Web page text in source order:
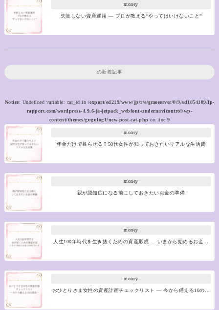
money
失敗しない資産運用 ― プロが教える“やってはいけないこと”
の新着記事
Notice: Undefined variable: cat_id in /export/sd219/www/jp/r/e/gmoserver/0/9/sd1054109/fp-
rapport.com/wordpress-4.9.6-ja-jetpack_webfont-undernavicontrol/wp-
content/themes/gugulog1/new-post-cat.php on line 9
money
年金だけで暮らせる？50代女性が知っておきたいリアルな生活費
money
親が認知症になる前にしておきたいお金の準備
money
人生100年時代を生き抜くための資産形成 ― いまから始めるお金…
money
おひとりさま女性の資産計画チェックリスト ― 今から備える10の…